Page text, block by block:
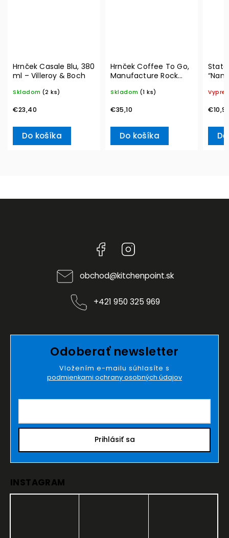
Hrnček Casale Blu, 380
ml – Villeroy & Boch
Skladom (2 ks)
€23,40
Do košíka
Hrnček Coffee To Go,
Manufacture Rock
Boch
Skladom (1 ks)
€35,10
Do košíka
Facebook
obchod@kitchenpoint.sk
+421 950 325 969
Odoberať newsletter
Vložením e-mailu súhlasíte s
podmienkami ochrany osobných údajov
Prihlásiť sa
INSTAGRAM